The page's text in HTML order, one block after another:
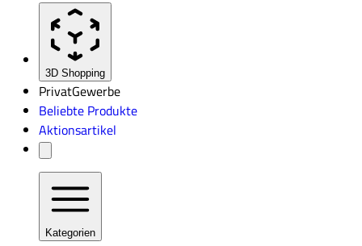
3D Shopping
PrivatGewerbe
Beliebte Produkte
Aktionsartikel
Kategorien